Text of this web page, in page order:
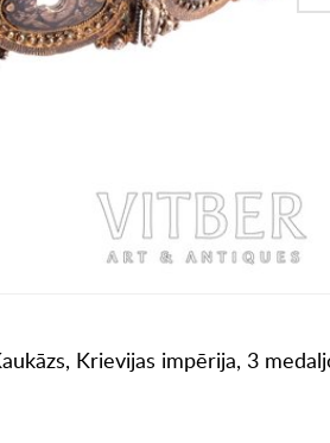
Krievijas impērija, 3